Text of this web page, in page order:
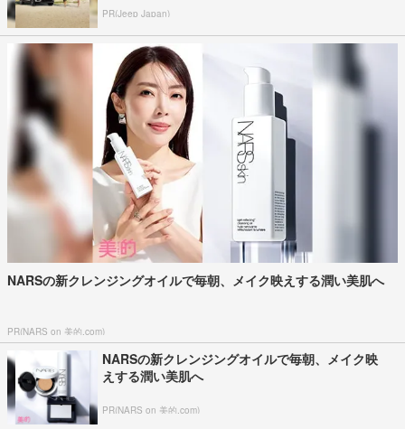
PR(Jeep Japan)
NARSの新クレンジングオイルで毎朝、メイク映えする潤い美肌へ
PR(NARS on 美的.com)
NARSの新クレンジングオイルで毎朝、メイク映
えする潤い美肌へ
PR(NARS on 美的.com)